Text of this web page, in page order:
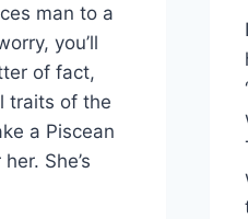
man to a
you’ll
of fact,
traits of the
a Piscean
She’s